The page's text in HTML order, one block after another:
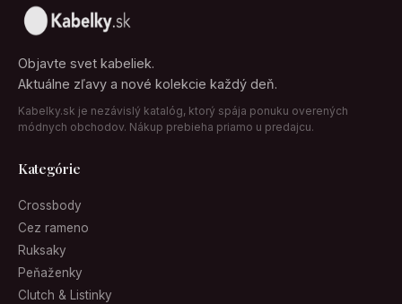
Objavte svet kabeliek.
Aktuálne zľavy a nové kolekcie každý deň.
Kabelky.sk je nezávislý katalóg, ktorý spája ponuku overených
módnych obchodov. Nákup prebieha priamo u predajcu.
Kategórie
Crossbody
Cez rameno
Ruksaky
Peňaženky
Clutch & Listinky